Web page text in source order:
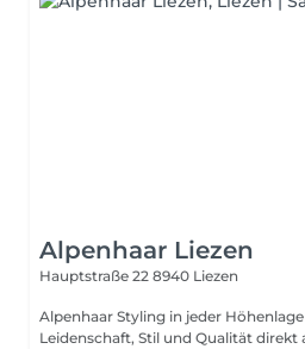
Alpenhaar Liezen
Hauptstraße 22 8940 Liezen
Alpenhaar Styling in jeder Höhenlage Alpenhaar steht für
Leidenschaft, Stil und Qualität direkt aus den Bergen. Das